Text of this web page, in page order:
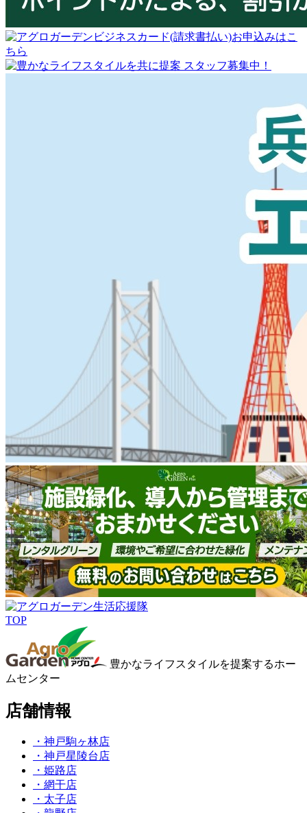
TOP
豊かなライフスタイルを提案するホー
ムセンター
店舗情報
・神戸駒ヶ林店
・神戸星陵台店
・姫路店
・網干店
・太子店